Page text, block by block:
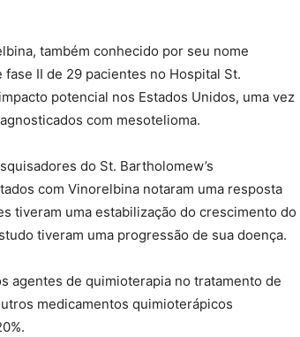
também conhecido por seu nome
II de 29 pacientes no Hospital St.
potencial nos Estados Unidos, uma vez
com mesotelioma.
do St. Bartholomew’s
com Vinorelbina notaram uma resposta
tiveram uma estabilização do crescimento do
tiveram uma progressão de sua doença.
agentes de quimioterapia no tratamento de
medicamentos quimioterápicos